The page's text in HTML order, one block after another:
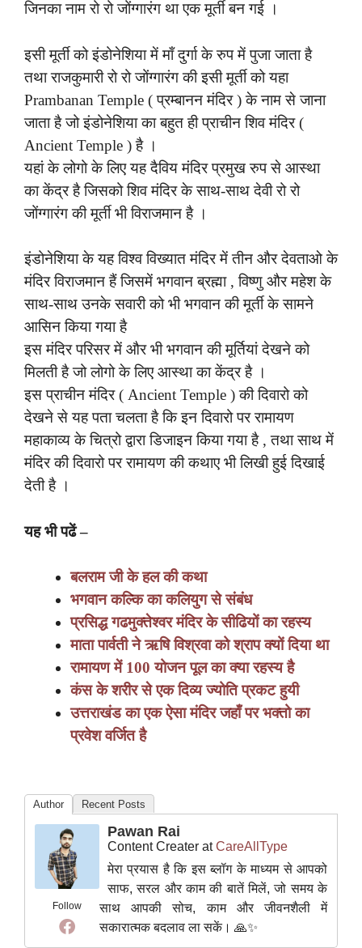
जिनका नाम रो रो जोंग्गारंग था एक मूर्ती बन गई ।
इसी मूर्ती को इंडोनेशिया में माँ दुर्गा के रुप में पुजा जाता है
तथा राजकुमारी रो रो जोंग्गारंग की इसी मूर्ती को यहा
Prambanan Temple ( प्रम्बानन मंदिर ) के नाम से जाना
जाता है जो इंडोनेशिया का बहुत ही प्राचीन शिव मंदिर (
Ancient Temple ) है ।
यहां के लोगो के लिए यह दैविय मंदिर प्रमुख रुप से आस्था
का केंद्र है जिसको शिव मंदिर के साथ-साथ देवी रो रो
जोंग्गारंग की मूर्ती भी विराजमान है ।
इंडोनेशिया के यह विश्व विख्यात मंदिर में तीन और देवताओ के
मंदिर विराजमान हैं जिसमें भगवान ब्रह्मा , विष्णु और महेश के
साथ-साथ उनके सवारी को भी भगवान की मूर्ती के सामने
आसिन किया गया है
इस मंदिर परिसर में और भी भगवान की मूर्तियां देखने को
मिलती है जो लोगो के लिए आस्था का केंद्र है ।
इस प्राचीन मंदिर ( Ancient Temple ) की दिवारो को
देखने से यह पता चलता है कि इन दिवारो पर रामायण
महाकाव्य के चित्रो द्वारा डिजाइन किया गया है , तथा साथ में
मंदिर की दिवारो पर रामायण की कथाए भी लिखी हुई दिखाई
देती है ।
यह भी पढें –
बलराम जी के हल की कथा
भगवान कल्कि का कलियुग से संबंध
प्रसिद्ध गढमुक्तेश्वर मंदिर के सीढियों का रहस्य
माता पार्वती ने ऋषि विश्रवा को श्राप क्यों दिया था
रामायण में 100 योजन पूल का क्या रहस्य है
कंस के शरीर से एक दिव्य ज्योति प्रकट हुयी
उत्तराखंड का एक ऐसा मंदिर जहाँ पर भक्तो का
प्रवेश वर्जित है
Author Recent Posts
Follow
Pawan Rai
Content Creater atCareAllType
मेरा प्रयास है कि इस ब्लॉग के माध्यम से आपको
साफ, सरल और काम की बातें मिलें, जो समय के
साथ आपकी सोच, काम और जीवनशैली में
सकारात्मक बदलाव ला सकें। 🙏✨